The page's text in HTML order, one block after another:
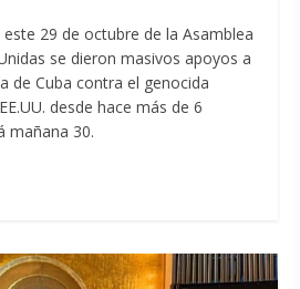
29 de octubre de la Asamblea
se dieron masivos apoyos a
de Cuba contra el genocida
desde hace más de 6
mañana 30.